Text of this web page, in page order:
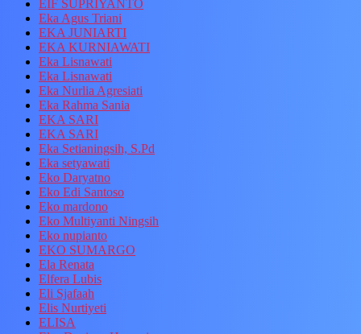
EIF SUPRIYANTO
Eka Agus Triani
EKA JUNIARTI
EKA KURNIAWATI
Eka Lisnawati
Eka Lisnawati
Eka Nurlia Agresiati
Eka Rahma Sania
EKA SARI
EKA SARI
Eka Setianingsih, S.Pd
Eka setyawati
Eko Daryatno
Eko Edi Santoso
Eko mardono
Eko Multiyanti Ningsih
Eko nupianto
EKO SUMARGO
Ela Renata
Elfera Lubis
Eli Sjafaah
Elis Nurtiyeti
ELISA